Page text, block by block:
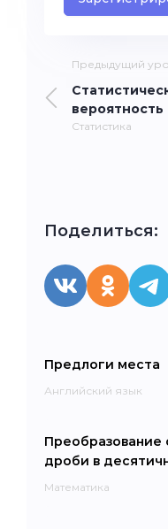
Предыдущий
вероятность
Статистика
Поделиться:
Предлоги места
Английский язык
Преобразование
дроби в
Математика